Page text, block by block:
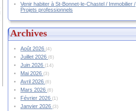
Venir habiter à St-Bonnet-le-Chastel / Immobilier /
Projets professionnels
Archives
Août 2026 (4)
Juillet 2026 (6)
Juin 2026 (14)
Mai 2026 (3)
Avril 2026 (6)
Mars 2026 (6)
Février 2026 (1)
Janvier 2026 (3)